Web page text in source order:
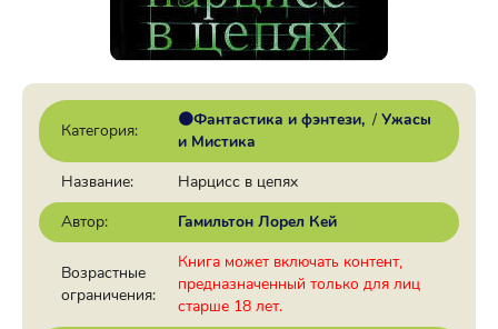
Категория:
🟠Фантастика и фэнтези / Ужасы
и Мистика
Название:
Нарцисс в цепях
Автор:
Гамильтон Лорел Кей
Возрастные
ограничения:
Книга может включать контент,
предназначенный только для лиц
старше 18 лет.